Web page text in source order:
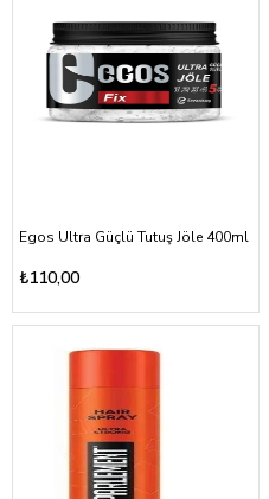
Egos Ultra Güçlü Tutuş Jöle 400ml
₺110,00